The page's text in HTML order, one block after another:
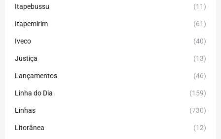
Itapebussu (11)
Itapemirim (61)
Iveco (40)
Justiça (13)
Lançamentos (46)
Linha do Dia (159)
Linhas (730)
Litorânea (12)